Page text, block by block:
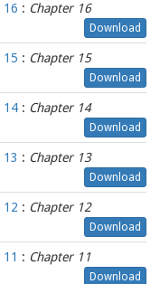
16 : Chapter 16
Download
15 : Chapter 15
Download
14 : Chapter 14
Download
13 : Chapter 13
Download
12 : Chapter 12
Download
: Chapter 11
Download